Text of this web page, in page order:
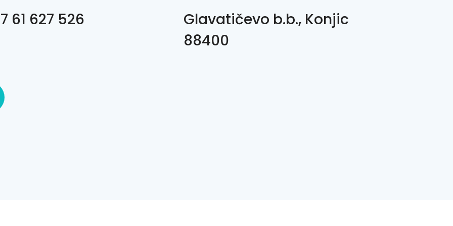
61 627 526
Glavatičevo b.b., Konjic
88400